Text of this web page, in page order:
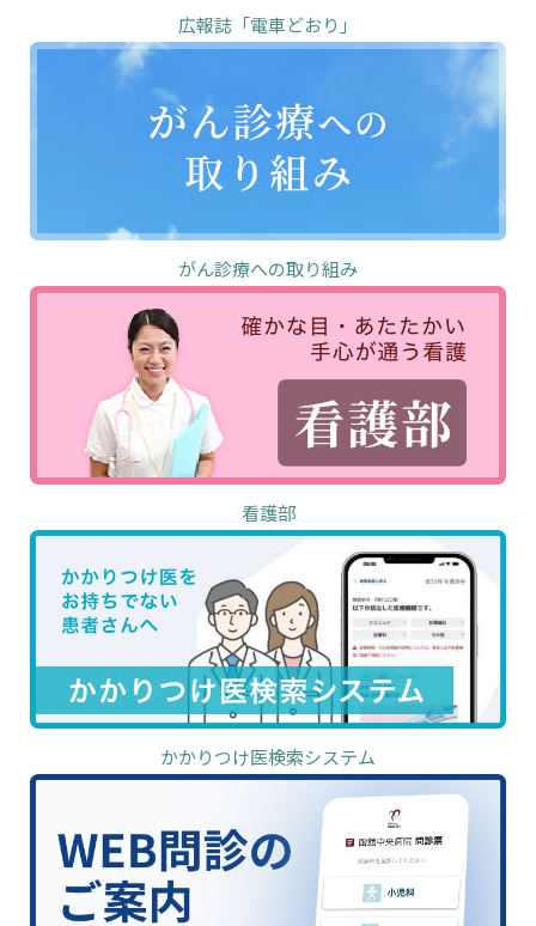
広報誌「電車どおり」
がん診療への取り組み
看護部
かかりつけ医検索システム